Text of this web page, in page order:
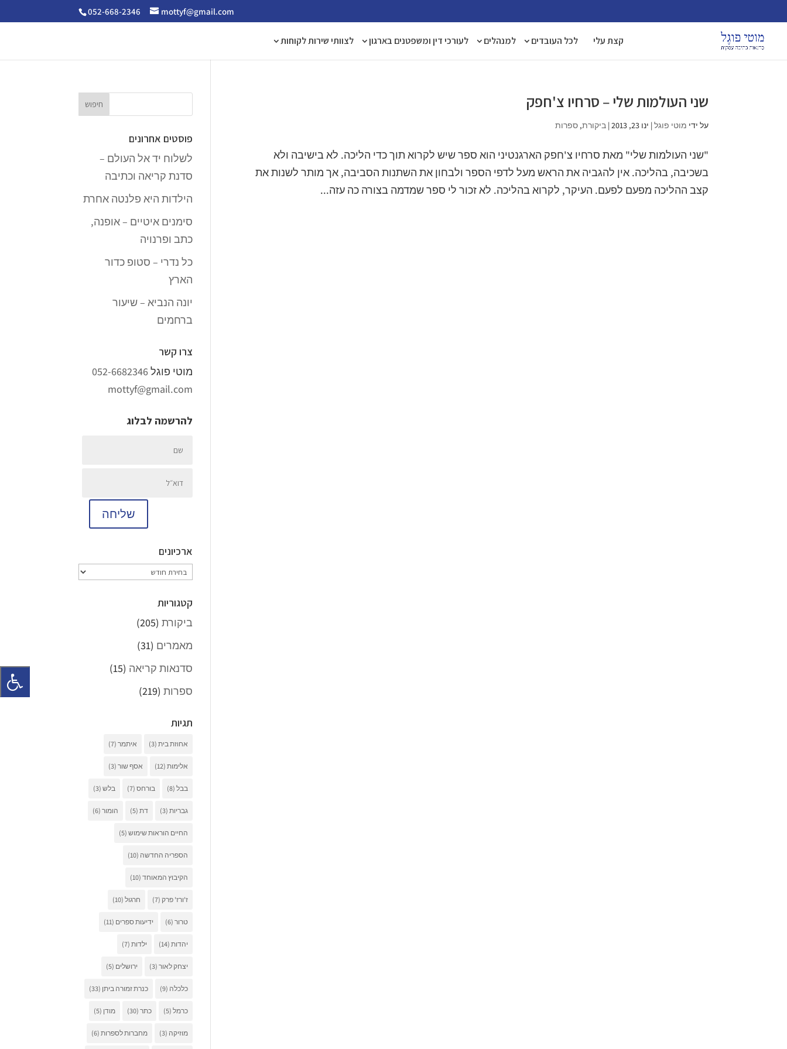
052-668-2346 mottyf@gmail.com
קצת עלי לכל העובדים למנהלים לעורכי דין ומשפטנים בארגון לצוותי שירות לקוחות
שני העולמות שלי – סרחיו צ'חפק
על ידי מוטי פוגל| ינו 23, 2013 |ביקורת,ספרות
"שני העולמות שלי" מאת סרחיו צ'חפק הארגנטיני הוא ספר שיש לקרוא תוך כדי הליכה. לא בישיבה ולא
בשכיבה, בהליכה. אין להגביה את הראש מעל לדפי הספר ולבחון את השתנות הסביבה, אך מותר לשנות את
קצב ההליכה מפעם לפעם. העיקר, לקרוא בהליכה. לא זכור לי ספר שמדמה בצורה כה עזה...
פוסטים אחרונים
לשלוח יד אל העולם –
סדנת קריאה וכתיבה
הילדות היא פלנטה אחרת
סימנים איטיים – אופנה,
כתב ופרנויה
כל נדרי – סטופ כדור
הארץ
יונה הנביא – שיעור
ברחמים
צרו קשר
מוטי פוגל052-6682346
mottyf@gmail.com
להרשמה לבלוג
שליחה
ארכיונים
ארכיונים
קטגוריות
ביקורת (205)
מאמרים (31)
סדנאות קריאה (15)
ספרות (219)
תגיות
אחוזת בית (3) איתמר (7)
אלימות (12) אסף שור (3)
בבל (8) בורחס (7) בלש (3)
גבריות (3) דת (5) הומור (6)
החיים הוראות שימוש (5)
הספריה החדשה (10)
הקיבוץ המאוחד (10)
ז'ורז' פרק (7) חרגול (10)
טרור (6) ידיעות ספרים (11)
יהדות (14) ילדות (7)
יצחק לאור (3) ירושלים (5)
כלכלה (9) כנרת זמורה ביתן (33)
כרמל (5) כתר (30) מודן (5)
מוזיקה (3) מחברות לספרות (6)